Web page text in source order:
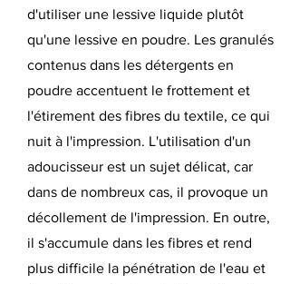
d'utiliser une lessive liquide plutôt
qu'une lessive en poudre. Les granulés
contenus dans les détergents en
poudre accentuent le frottement et
l'étirement des fibres du textile, ce qui
nuit à l'impression. L'utilisation d'un
adoucisseur est un sujet délicat, car
dans de nombreux cas, il provoque un
décollement de l'impression. En outre,
il s'accumule dans les fibres et rend
plus difficile la pénétration de l'eau et